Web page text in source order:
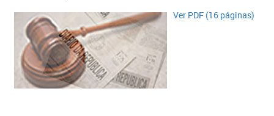
​Ver PDF (16 páginas)​